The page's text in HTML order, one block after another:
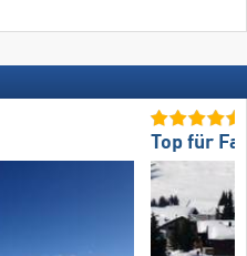
Top für